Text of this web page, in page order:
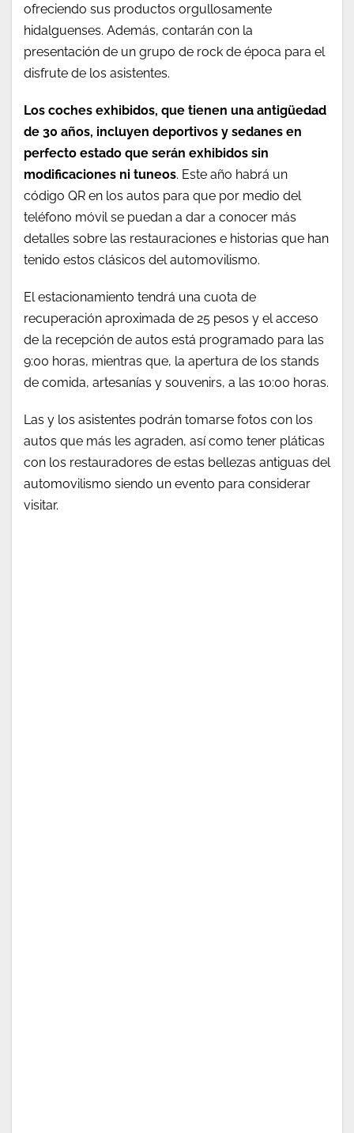
ofreciendo sus productos orgullosamente
hidalguenses. Además, contarán con la
presentación de un grupo de rock de época para el
disfrute de los asistentes.
Los coches exhibidos, que tienen una antigüedad
de 30 años, incluyen deportivos y sedanes en
perfecto estado que serán exhibidos sin
modificaciones ni tuneos. Este año habrá un
código QR en los autos para que por medio del
teléfono móvil se puedan a dar a conocer más
detalles sobre las restauraciones e historias que han
tenido estos clásicos del automovilismo.
El estacionamiento tendrá una cuota de
recuperación aproximada de 25 pesos y el acceso
de la recepción de autos está programado para las
9:00 horas, mientras que, la apertura de los stands
de comida, artesanías y souvenirs, a las 10:00 horas.
Las y los asistentes podrán tomarse fotos con los
autos que más les agraden, así como tener pláticas
con los restauradores de estas bellezas antiguas del
automovilismo siendo un evento para considerar
visitar.